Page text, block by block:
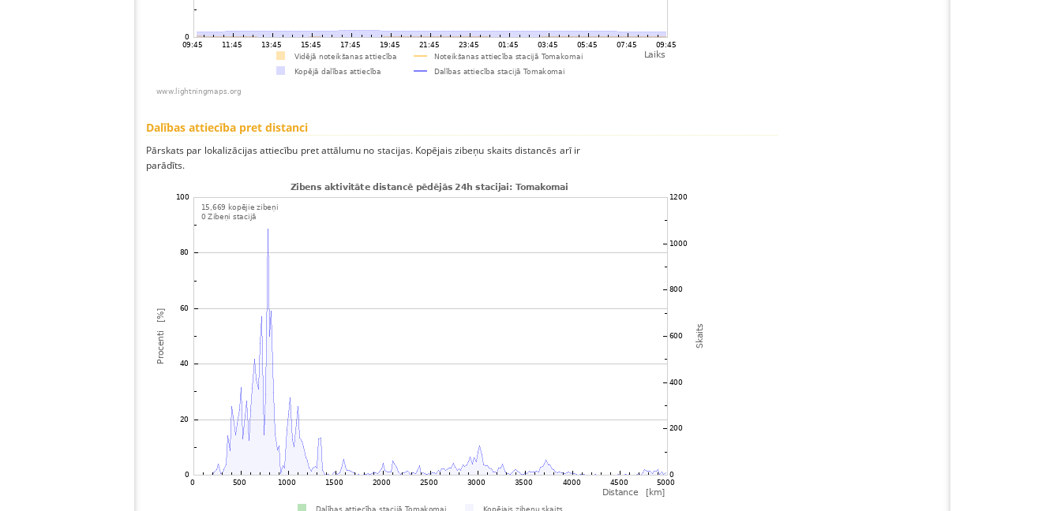
Dalības attiecība pret distanci
Pārskats par lokalizācijas attiecību pret attālumu no stacijas. Kopējais zibeņu skaits distancēs arī ir
parādīts.